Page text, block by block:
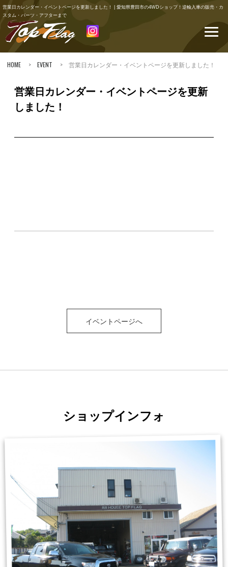
営業日カレンダー・イベントページを更新しました！ | 愛知県豊田市の4WDショップ！逆輸入車の販売・カ
スタム・パーツ・アフターまで
HOME > EVENT > 営業日カレンダー・イベントページを更新しました！
営業日カレンダー・イベントページを更新
しました！
イベントページへ
ショップインフォ